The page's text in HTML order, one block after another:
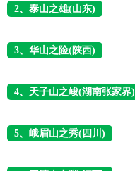
2、泰山之雄(山东)
3、华山之险(陕西)
4、天子山之峻(湖南张家界)
5、峨眉山之秀(四川)